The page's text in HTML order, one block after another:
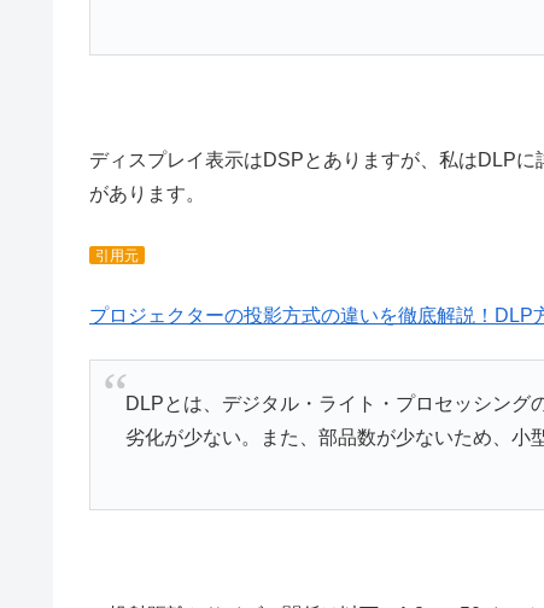
ディスプレイ表示はDSPとありますが、私はDLP
があります。
引用元
プロジェクターの投影方式の違いを徹底解説！
DLPとは、デジタル・ライト・プロセッシン
劣化が少ない。また、部品数が少ないため、小